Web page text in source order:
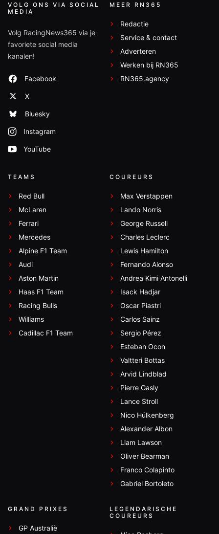
VOLG ONS VIA SOCIAL
MEDIA
Volg RacingNews365 via je
favoriete social media
kanalen!
Facebook
X
Bluesky
Instagram
YouTube
MEER RN365
Redactie
Service & contact
Adverteren
Werken bij RN365
RN365.agency
TEAMS
Red Bull
McLaren
Ferrari
Mercedes
Alpine F1 Team
Audi
Aston Martin
Haas F1 Team
Racing Bulls
Williams
Cadillac F1 Team
COUREURS
Max Verstappen
Lando Norris
George Russell
Charles Leclerc
Lewis Hamilton
Fernando Alonso
Andrea Kimi Antonelli
Isack Hadjar
Oscar Piastri
Carlos Sainz
Sergio Pérez
Esteban Ocon
Valtteri Bottas
Arvid Lindblad
Pierre Gasly
Lance Stroll
Nico Hülkenberg
Alexander Albon
Liam Lawson
Oliver Bearman
Franco Colapinto
Gabriel Bortoleto
GRAND PRIXES
GP Australië
LEGENDARISCHE
COUREURS